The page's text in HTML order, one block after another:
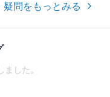
問をもっとみる
した。